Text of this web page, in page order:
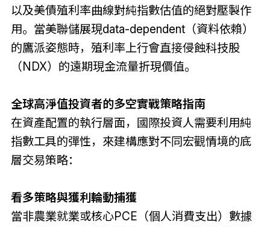
以及美債殖利率曲線對純指數估值的絕對壓製作
用。當美聯儲展現data-dependent（資料依賴）
的鷹派姿態時，殖利率上行會直接侵蝕科技股
（NDX）的遠期現金流量折現價值。
全球高淨值投資者的多空實戰策略指南
在資產配置的執行層面，國際投資人需要利用純
指數工具的彈性，來建構應對不同宏觀情境的底
層交易策略：
看多策略與獲利輪動捕獲
當非農業就業或核心PCE（個人消費支出）數據